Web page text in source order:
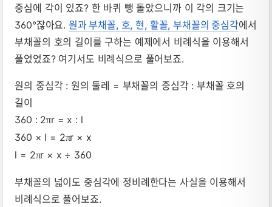
중심에 각이 있죠? 한 바퀴 뺑 돌았으니까 이 각의 크기는
360°잖아요. 원과 부채꼴, 호, 현, 활꼴, 부채꼴의 중심각에서
부채꼴의 호의 길이를 구하는 예제에서 비례식을 이용해서
풀었었죠? 여기서도 비례식으로 풀어보죠.
원의 중심각 : 원의 둘레 = 부채꼴의 중심각 : 부채꼴 호의
길이
360 : 2πr = x : l
360 × l = 2πr × x
l = 2πr × x ÷ 360
부채꼴의 넓이도 중심각에 정비례한다는 사실을 이용해서
비례식으로 풀어보죠.